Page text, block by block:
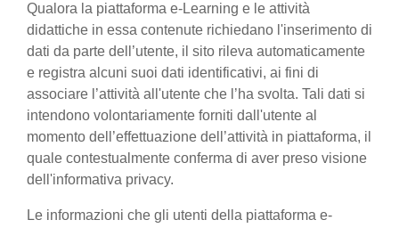
Qualora la piattaforma e-Learning e le attività
didattiche in essa contenute richiedano l'inserimento di
dati da parte dell’utente, il sito rileva automaticamente
e registra alcuni suoi dati identificativi, ai fini di
associare l’attività all'utente che l’ha svolta. Tali dati si
intendono volontariamente forniti dall'utente al
momento dell’effettuazione dell’attività in piattaforma, il
quale contestualmente conferma di aver preso visione
dell'informativa privacy.
Le informazioni che gli utenti della piattaforma e-